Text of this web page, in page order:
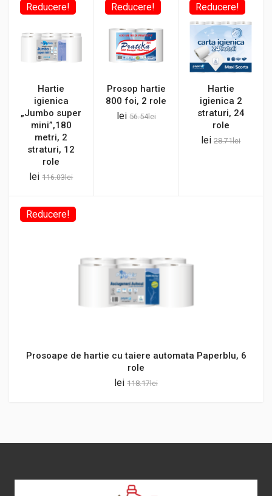
Reducere!
Hartie
igienica
„Jumbo super
mini”,180
metri, 2
straturi, 12
role
lei 116.03lei
Reducere!
Prosop hartie
800 foi, 2 role
lei 56.54lei
Reducere!
Hartie
igienica 2
straturi, 24
role
lei 28.71lei
Reducere!
Prosoape de hartie cu taiere automata Paperblu, 6
role
lei 118.17lei